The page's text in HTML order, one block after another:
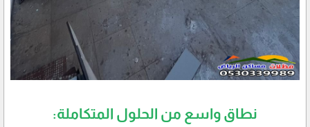
نطاق واسع من الحلول المتكاملة: